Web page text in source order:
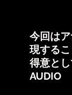
今回は
現する
得意と
AUDIO